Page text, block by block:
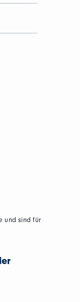
und sind für